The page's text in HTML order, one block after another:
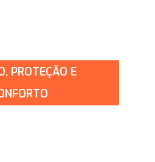
PROTEÇÃO E